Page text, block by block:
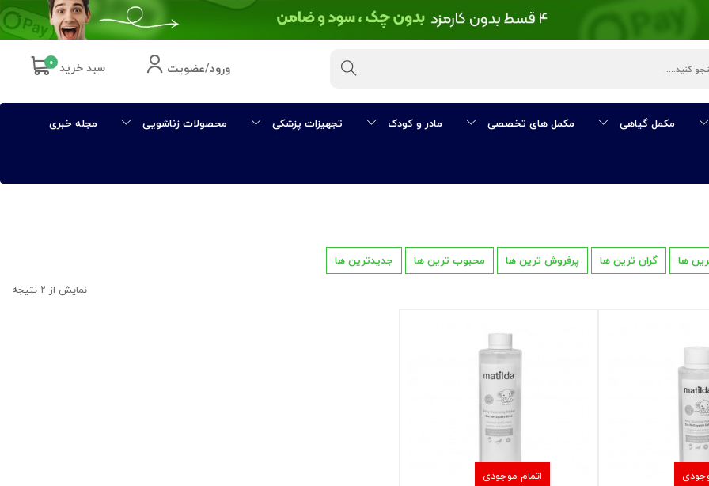
۰ سبد خرید ورود/عضویت
مکمل گیاهی مکمل های تخصصی مادر و کودک تجهیزات پزشکی محصولات زناشویی مجله خبری
ها گران ترین ها پرفروش ترین ها محبوب ترین ها
جدیدترین ها
نمایش از ۲ نتیجه
اتمام موجودی